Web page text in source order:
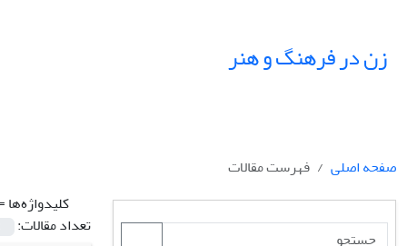
زن در فرهنگ و هنر
صفحه اصلی
فهرست مقالات
کلیدواژه‌ها
تعداد مقالات: